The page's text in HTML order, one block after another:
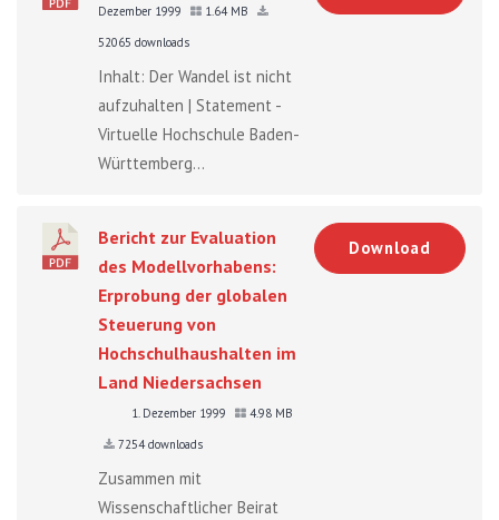
Dezember 1999
1.64 MB
52065 downloads
Inhalt: Der Wandel ist nicht
aufzuhalten | Statement -
Virtuelle Hochschule Baden-
Württemberg...
Bericht zur Evaluation
des Modellvorhabens:
Erprobung der globalen
Steuerung von
Hochschulhaushalten im
Land Niedersachsen
1. Dezember 1999
4.98 MB
7254 downloads
Zusammen mit
Wissenschaftlicher Beirat
Download